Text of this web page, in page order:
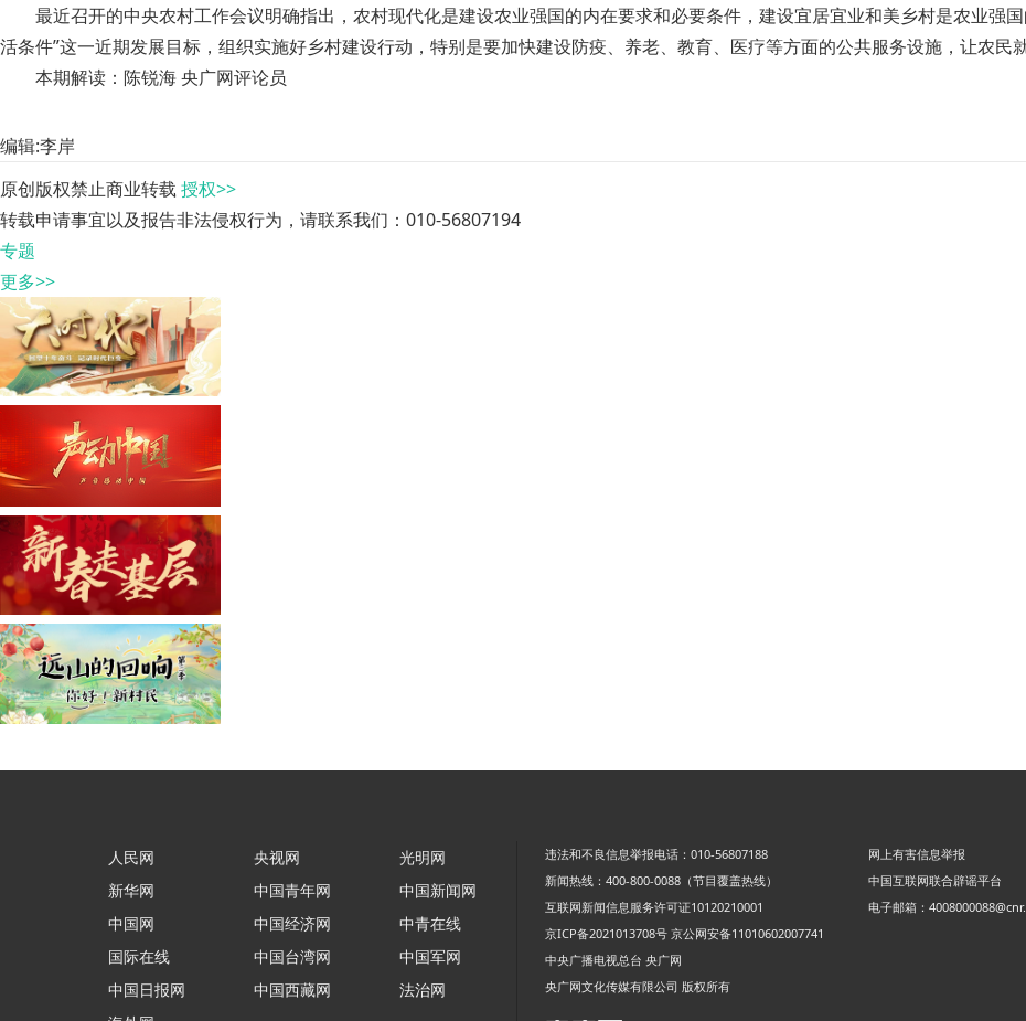
最近召开的中央农村工作会议明确指出，农村现代化是建设农业强国的内在要求和必要条件，建设宜居宜业和美乡村是农业强
活条件”这一近期发展目标，组织实施好乡村建设行动，特别是要加快建设防疫、养老、教育、医疗等方面的公共服务设施，让农民
本期解读：陈锐海 央广网评论员
编辑:李岸
原创版权禁止商业转载 授权>>
转载申请事宜以及报告非法侵权行为，请联系我们：010-56807194
专题
更多>>
人民网
新华网
中国网
国际在线
中国日报网
央视网
中国青年网
中国经济网
中国台湾网
中国西藏网
光明网
中国新闻网
中青在线
中国军网
法治网
违法和不良信息举报电话：010-56807188
网上有害信息举报
新闻热线：400-800-0088（节目覆盖热线）
中国互联网联合辟谣平台
互联网新闻信息服务许可证10120210001
电子邮箱：
京ICP备2021013708号 京公网安备11010602007741
中央广播电视总台 央广网
央广网文化传媒有限公司 版权所有